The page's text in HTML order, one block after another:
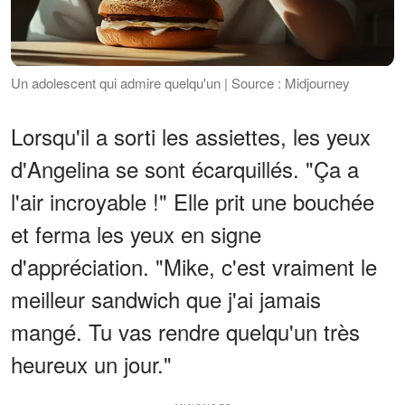
Un adolescent qui admire quelqu'un | Source : Midjourney
Lorsqu'il a sorti les assiettes, les yeux
d'Angelina se sont écarquillés. "Ça a
l'air incroyable !" Elle prit une bouchée
et ferma les yeux en signe
d'appréciation. "Mike, c'est vraiment le
meilleur sandwich que j'ai jamais
mangé. Tu vas rendre quelqu'un très
heureux un jour."